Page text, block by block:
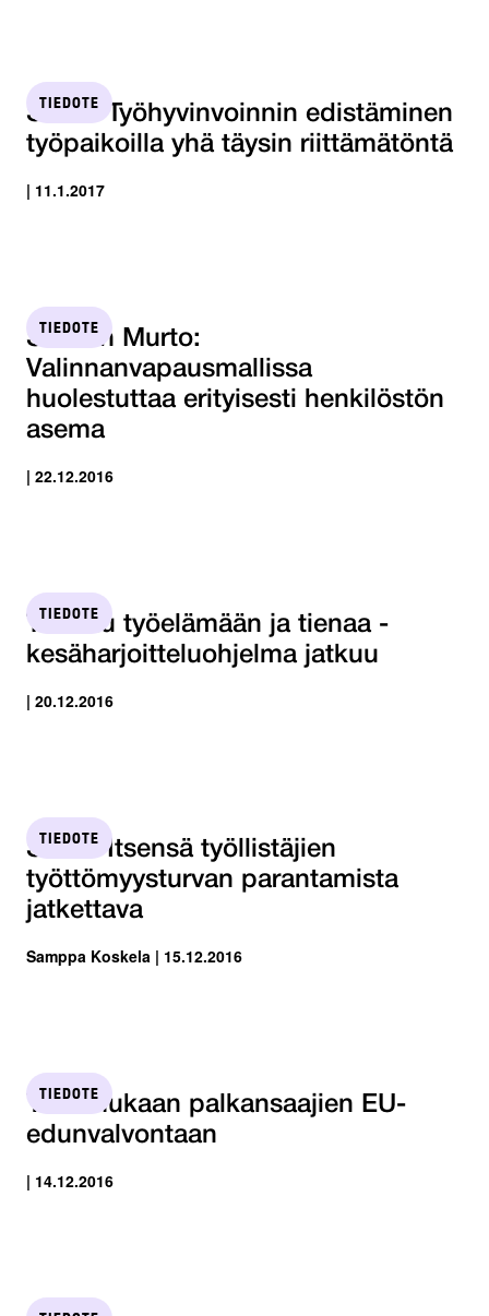
TIEDOTE
STTK: Työhyvinvoinnin edistäminen
työpaikoilla yhä täysin riittämätöntä
| 11.1.2017
TIEDOTE
STTK:n Murto:
Valinnanvapausmallissa
huolestuttaa erityisesti henkilöstön
asema
| 22.12.2016
TIEDOTE
Tutustu työelämään ja tienaa -
kesäharjoitteluohjelma jatkuu
| 20.12.2016
TIEDOTE
STTK: Itsensä työllistäjien
työttömyysturvan parantamista
jatkettava
Samppa Koskela | 15.12.2016
TIEDOTE
YTN mukaan palkansaajien EU-
edunvalvontaan
| 14.12.2016